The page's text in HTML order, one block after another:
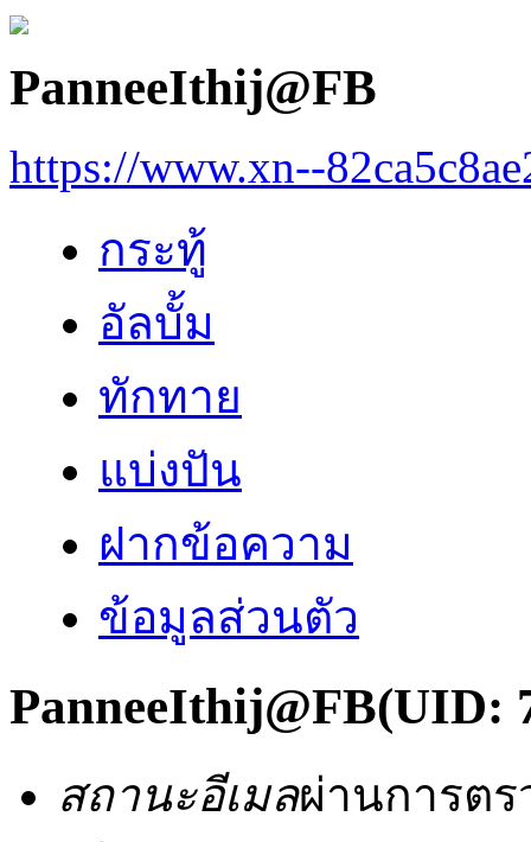
PanneeIthij@FB
https://www.xn--
กระทู้
อัลบั้ม
ทักทาย
แบ่งปัน
ฝากข้อความ
ข้อมูลส่วนตัว
PanneeIthij@FB(UID:
สถานะอีเมลผ่านการต